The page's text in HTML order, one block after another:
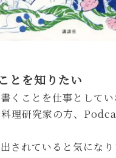
とを知りたい
くことを仕事としてい
理研究家の方、
されていると気になり